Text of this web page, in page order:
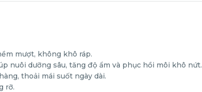
mượt, không khô ráp.
nuôi dưỡng sâu, tăng độ ẩm và phục hồi môi khô nứt.
thoải mái suốt ngày dài.
rỡ.